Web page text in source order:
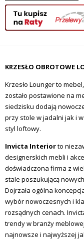
KRZESŁO OBROTOWE
Krzesło Lounger to
zostało postawione na
siedzisku dodają
przy stole w jadalni jak i
styl loftowy.
Invicta Interiorto
designerskich mebli i
doświadczona firma z
stale poszukującą
Dojrzała ogólna
wybór nowoczesnych i
rozsądnych cenach.
trendy w branży
najnowsze i najwyższej